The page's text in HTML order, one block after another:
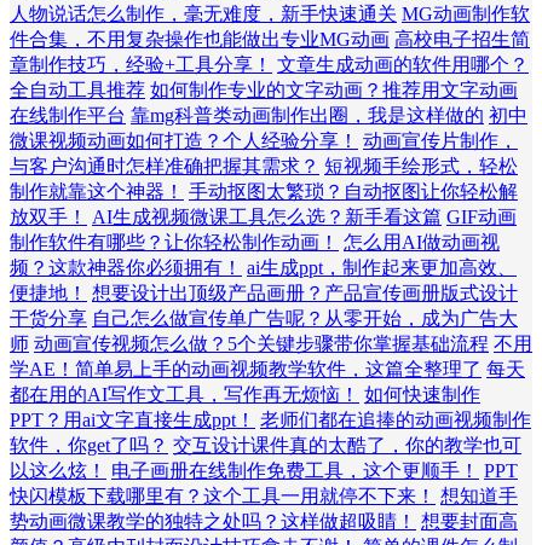
人物说话怎么制作，毫无难度，新手快速通关 MG动画制作软
件合集，不用复杂操作也能做出专业MG动画 高校电子招生简
章制作技巧，经验+工具分享！
文章生成动画的软件用哪个？
全自动工具推荐 如何制作专业的文字动画？推荐用文字动画
在线制作平台 靠mg科普类动画制作出圈，我是这样做的 初中
微课视频动画如何打造？个人经验分享！
动画宣传片制作，
与客户沟通时怎样准确把握其需求？ 短视频手绘形式，轻松
制作就靠这个神器！
手动抠图太繁琐？自动抠图让你轻松解
放双手！
AI生成视频微课工具怎么选？新手看这篇 GIF动画
制作软件有哪些？让你轻松制作动画！
怎么用AI做动画视
频？这款神器你必须拥有！
ai生成ppt，制作起来更加高效、
便捷地！
想要设计出顶级产品画册？产品宣传画册版式设计
干货分享 自己怎么做宣传单广告呢？从零开始，成为广告大
师 动画宣传视频怎么做？5个关键步骤带你掌握基础流程 不用
学AE！简单易上手的动画视频教学软件，这篇全整理了 每天
都在用的AI写作文工具，写作再无烦恼！
如何快速制作
PPT？用ai文字直接生成ppt！
老师们都在追捧的动画视频制作
软件，你get了吗？ 交互设计课件真的太酷了，你的教学也可
以这么炫！
电子画册在线制作免费工具，这个更顺手！
PPT
快闪模板下载哪里有？这个工具一用就停不下来！
想知道手
势动画微课教学的独特之处吗？这样做超吸睛！
想要封面高